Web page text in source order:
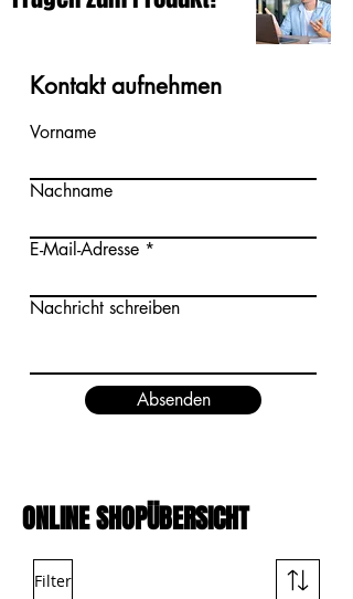
Kontakt aufnehmen
Vorname
Nachname
E-Mail-Adresse
Nachricht schreiben
Absenden
ONLINE SHOPÜBERSICHT
Filter